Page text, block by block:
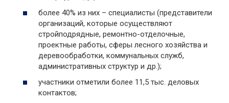
более 40% из них – специалисты (представители
организаций, которые осуществляют
стройподрядные, ремонтно-отделочные,
проектные работы, сферы лесного хозяйства и
деревообработки, коммунальных служб,
административных структур и др.);
участники отметили более 11,5 тыс. деловых
контактов;